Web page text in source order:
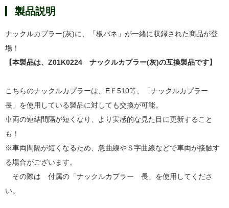
製品説明
ナックルカプラー(灰)に、「板バネ」が一緒に収録された商品が登
場！
【本製品は、Z01K0224 ナックルカプラー(灰)の互換製品です】
こちらのナックルカプラーは、EＦ510等、「ナックルカプラー
長」を使用している製品に対しても交換が可能。
車両の連結間隔が短くなり、より実感的な見た目に更新すること
も！
※車両間隔が短くなるため、急曲線やＳ字曲線などで車両が接触す
る場合がございます。
その際は 付属の「ナックルカプラー 長」を使用してくださ
い。